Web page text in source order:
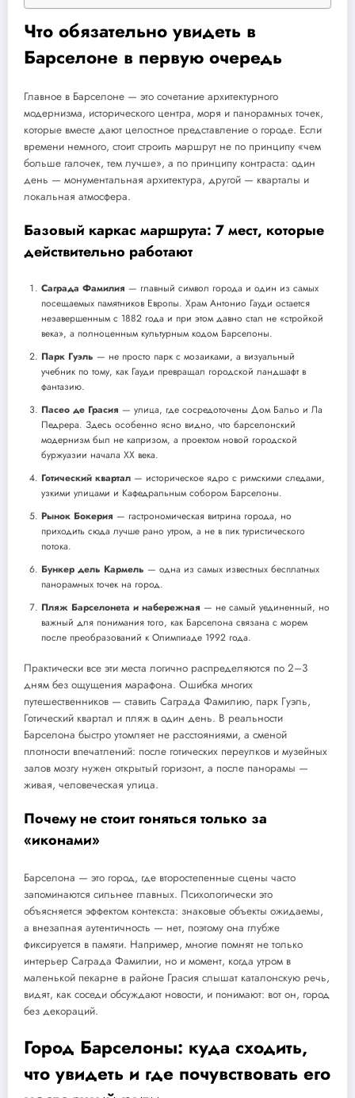
Что обязательно увидеть в
Барселоне в первую очередь
Главное в Барселоне — это сочетание архитектурного
модернизма, исторического центра, моря и панорамных точек,
которые вместе дают целостное представление о городе. Если
времени немного, стоит строить маршрут не по принципу «чем
больше галочек, тем лучше», а по принципу контраста: один
день — монументальная архитектура, другой — кварталы и
локальная атмосфера.
Базовый каркас маршрута: 7 мест, которые
действительно работают
Саграда Фамилия — главный символ города и один из самых
посещаемых памятников Европы. Храм Антонио Гауди остается
незавершенным с 1882 года и при этом давно стал не «стройкой
века», а полноценным культурным кодом Барселоны.
Парк Гуэль — не просто парк с мозаиками, а визуальный
учебник по тому, как Гауди превращал городской ландшафт в
фантазию.
Пасео де Грасия — улица, где сосредоточены Дом Бальо и Ла
Педрера. Здесь особенно ясно видно, что барселонский
модернизм был не капризом, а проектом новой городской
буржуазии начала XX века.
Готический квартал — историческое ядро с римскими следами,
узкими улицами и Кафедральным собором Барселоны.
Рынок Бокерия — гастрономическая витрина города, но
приходить сюда лучше рано утром, а не в пик туристического
потока.
Бункер дель Кармель — одна из самых известных бесплатных
панорамных точек на город.
Пляж Барселонета и набережная — не самый уединенный, но
важный для понимания того, как Барселона связана с морем
после преобразований к Олимпиаде 1992 года.
Практически все эти места логично распределяются по 2–3
дням без ощущения марафона. Ошибка многих
путешественников — ставить Саграда Фамилию, парк Гуэль,
Готический квартал и пляж в один день. В реальности
Барселона быстро утомляет не расстояниями, а сменой
плотности впечатлений: после готических переулков и музейных
залов мозгу нужен открытый горизонт, а после панорамы —
живая, человеческая улица.
Почему не стоит гоняться только за
«иконами»
Барселона — это город, где второстепенные сцены часто
запоминаются сильнее главных. Психологически это
объясняется эффектом контекста: знаковые объекты ожидаемы,
а внезапная аутентичность — нет, поэтому она глубже
фиксируется в памяти. Например, многие помнят не только
интерьер Саграда Фамилии, но и момент, когда утром в
маленькой пекарне в районе Грасия слышат каталонскую речь,
видят, как соседи обсуждают новости, и понимают: вот он, город
без декораций.
Город Барселоны: куда сходить,
что увидеть и где почувствовать его